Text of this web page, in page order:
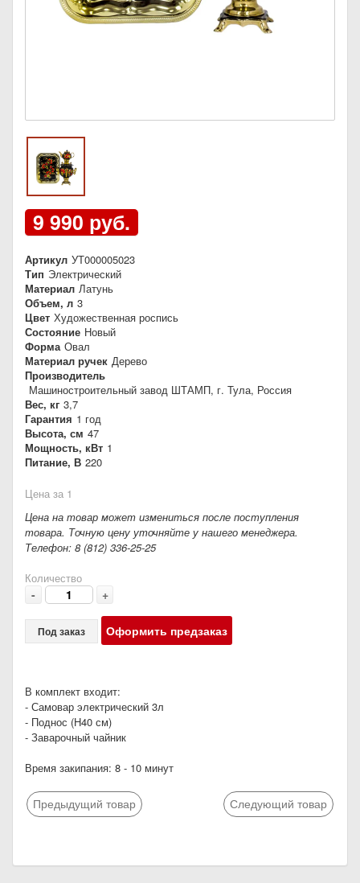
9 990 руб.
Артикул УТ000005023
Тип Электрический
Материал Латунь
Объем, л 3
Цвет Художественная роспись
Состояние Новый
Форма Овал
Материал ручек Дерево
Производитель
Машиностроительный завод ШТАМП, г. Тула, Россия
Вес, кг 3,7
Гарантия 1 год
Высота, см 47
Мощность, кВт 1
Питание, В 220
Цена за 1
Цена на товар может измениться после поступления
товара. Точную цену уточняйте у нашего менеджера.
Телефон: 8 (812) 336-25-25
Количество
- +
Под заказ Оформить предзаказ
В комплект входит:
- Самовар электрический 3л
- Поднос (Н40 см)
- Заварочный чайник
Время закипания: 8 - 10 минут
Предыдущий товар Следующий товар